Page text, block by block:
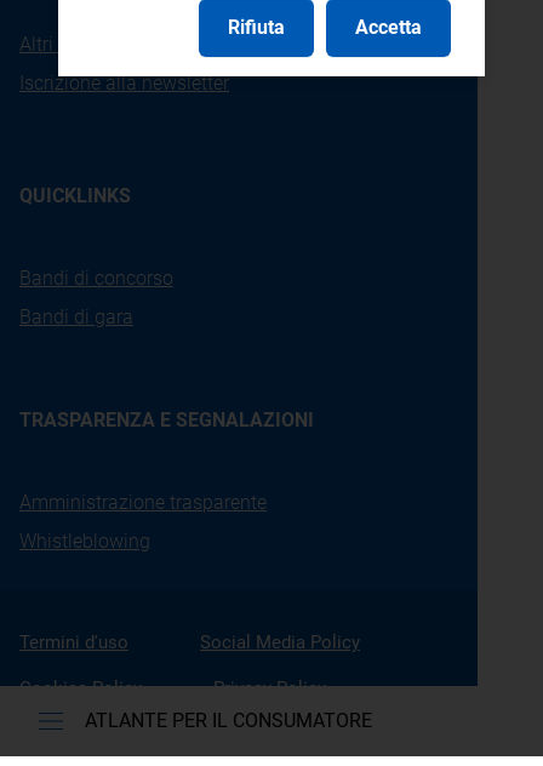
ATLANTE PER IL CONSUMATORE
Altri contatti
Iscrizione alla newsletter
QUICKLINKS
Bandi di concorso
Bandi di gara
TRASPARENZA E SEGNALAZIONI
Amministrazione trasparente
Whistleblowing
Termini d'uso Social Media Policy
Cookies Policy Privacy Policy
Accessibilità
Rifiuta Accetta